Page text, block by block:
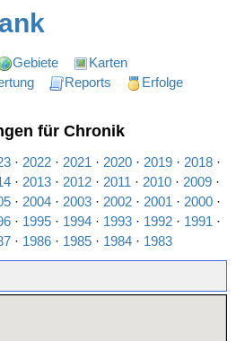
Gebiete
Karten
Reports
Erfolge
für Chronik
· 2022 · 2021 · 2020 · 2019 · 2018 ·
· 2013 · 2012 · 2011 · 2010 · 2009 ·
· 2004 · 2003 · 2002 · 2001 · 2000 ·
· 1995 · 1994 · 1993 · 1992 · 1991 ·
· 1986 · 1985 · 1984 · 1983